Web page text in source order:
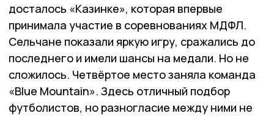
досталось «Казинке», которая впервые
принимала участие в соревнованиях МДФЛ.
Сельчане показали яркую игру, сражались до
последнего и имели шансы на медали. Но не
сложилось. Четвёртое место заняла команда
«Blue Mountain». Здесь отличный подбор
футболистов, но разногласие между ними не